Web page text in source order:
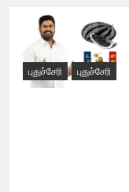
புதுச்சேரி புதுச்சேரி